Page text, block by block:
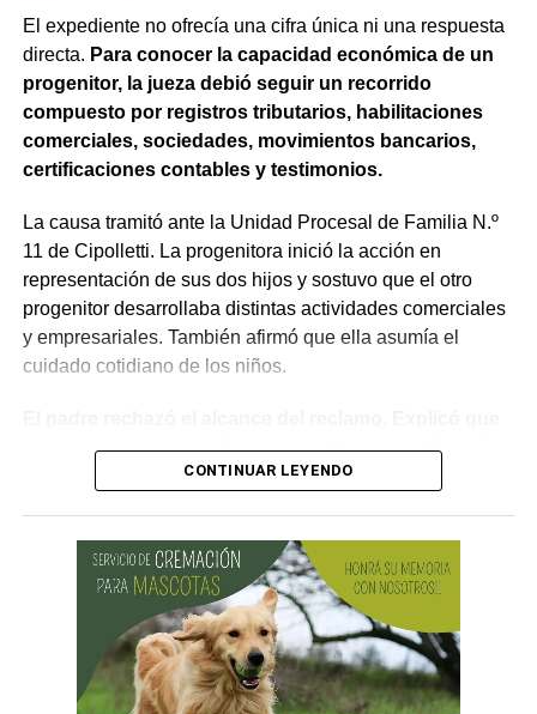
trasladada, la otra parte haya sido notificada.
Como en este caso ese traslado aún no se había
concretado, la jueza entendió que estaban cumplidos
todos los requisitos legales para admitir el desistimiento y
declarar extinguido el proceso.
«En virtud de ello entiendo que se encuentran
configurados los recaudos previstos en el artículo 278,
para que opere el desistimiento del proceso por voluntad
de la parte», explicó. Además, se estableció que las
actuaciones permanezcan archivadas en formato digital,
conforme a la normativa vigente del Poder Judicial de Río
El expediente no ofrecía una cifra única ni una respuesta
directa. Para conocer la capacidad económica de un
progenitor, la jueza debió seguir un recorrido
compuesto por registros tributarios, habilitaciones
comerciales, sociedades, movimientos bancarios,
certificaciones contables y testimonios.
La causa tramitó ante la Unidad Procesal de Familia N.º
11 de Cipolletti. La progenitora inició la acción en
representación de sus dos hijos y sostuvo que el otro
progenitor desarrollaba distintas actividades comerciales
y empresariales. También afirmó que ella asumía el
cuidado cotidiano de los niños.
sus ingresos no eran fijos, presentó una certificación
contable y acompañó documentación bancaria.
La discusión quedó centrada en una pregunta: cuál
era su capacidad económica real.
El primer tramo de la respuesta apareció en los
informes tributarios. La Agencia de Recaudación
Tributaria de Río Negro informó que el progenitor
CONTINUAR LEYENDO